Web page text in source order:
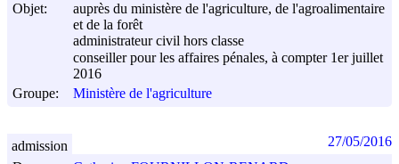
Objet:
auprès du ministère de l'agriculture, de l'agroalimentaire
et de la forêt
administrateur civil hors classe
conseiller pour les affaires pénales, à compter 1er juillet
2016
Groupe:
Ministère de l'agriculture
admission 27/05/2016